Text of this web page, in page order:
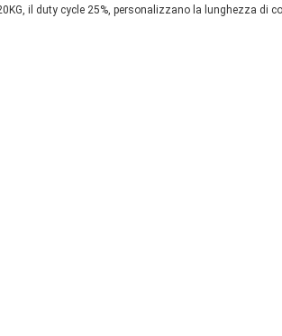
il duty cycle 25%, personalizzano la lunghezza di